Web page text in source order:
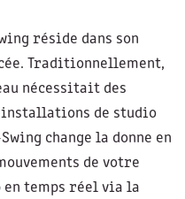
réside dans son
Traditionnellement,
nécessitait des
installations de studio
change la donne en
de votre
temps réel via la